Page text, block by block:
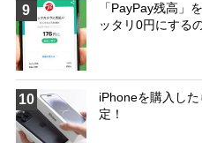
9
「PayPay残高」
ッタリ0円にする
10
iPhoneを購入し
定！